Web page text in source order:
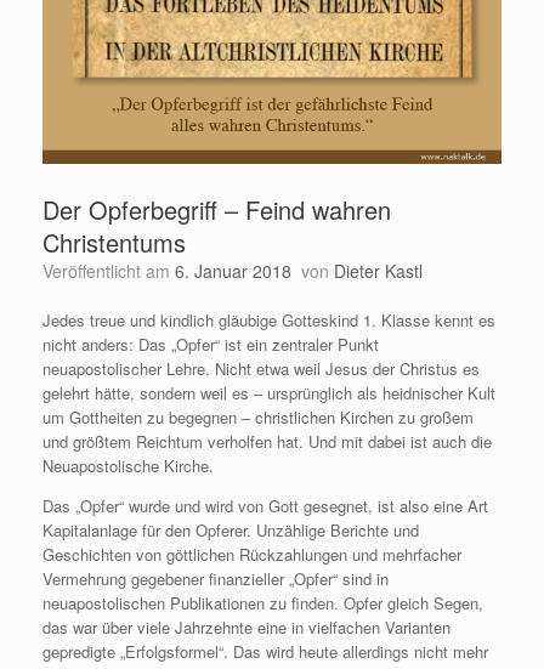
Der Opferbegriff – Feind wahren
Christentums
Veröffentlicht am 6. Januar 2018 von Dieter Kastl
Jedes treue und kindlich gläubige Gotteskind 1. Klasse kennt es
nicht anders: Das „Opfer“ ist ein zentraler Punkt
neuapostolischer Lehre. Nicht etwa weil Jesus der Christus es
gelehrt hätte, sondern weil es – ursprünglich als heidnischer Kult
um Gottheiten zu begegnen – christlichen Kirchen zu großem
und größtem Reichtum verholfen hat. Und mit dabei ist auch die
Neuapostolische Kirche.
Das „Opfer“ wurde und wird von Gott gesegnet, ist also eine Art
Kapitalanlage für den Opferer. Unzählige Berichte und
Geschichten von göttlichen Rückzahlungen und mehrfacher
Vermehrung gegebener finanzieller „Opfer“ sind in
neuapostolischen Publikationen zu finden. Opfer gleich Segen,
das war über viele Jahrzehnte eine in vielfachen Varianten
gepredigte „Erfolgsformel“. Das wird heute allerdings nicht mehr